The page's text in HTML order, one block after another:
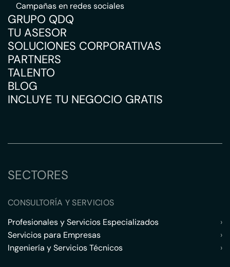
Campañas en redes sociales
GRUPO QDQ
TU ASESOR
SOLUCIONES CORPORATIVAS
PARTNERS
TALENTO
BLOG
INCLUYE TU NEGOCIO GRATIS
SECTORES
CONSULTORÍA Y SERVICIOS
Profesionales y Servicios Especializados
›
Servicios para Empresas
›
Ingeniería y Servicios Técnicos
›